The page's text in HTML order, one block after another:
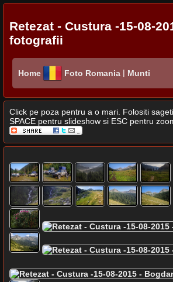
Retezat - Custura -15-08-
fotografii
Home Foto Romania | Munti
Click pe poza pentru a o mari. Folositi
SPACE pentru slideshow si ESC pentru